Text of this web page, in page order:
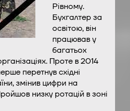
Рівному.
Бухгалтер за
освітою, він
працював у
багатьох
Проте в 2014
перетнув східні
змінив цифри на
низку ротацій в зоні